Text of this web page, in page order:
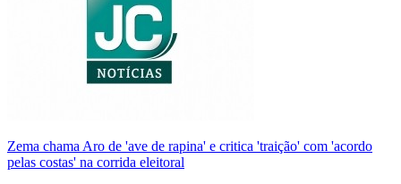
Zema chama Aro de 'ave de rapina' e critica 'traição' com 'acordo
pelas costas' na corrida eleitoral